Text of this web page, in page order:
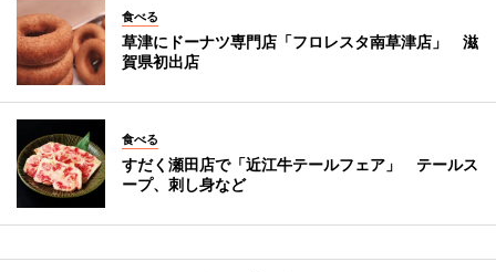
食べる
草津にドーナツ専門店「フロレスタ南草津店」 滋
賀県初出店
食べる
すだく瀬田店で「近江牛テールフェア」 テールス
ープ、刺し身など